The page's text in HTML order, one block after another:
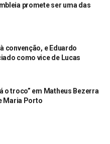
promete ser uma das
convenção, e Eduardo
como vice de Lucas
o troco” em Matheus Bezerra
Maria Porto